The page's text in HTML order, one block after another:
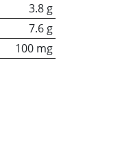
3.8 g
7.6 g
100 mg